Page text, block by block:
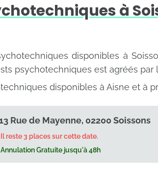
à
disponibles à
psychotechniques est agréés
disponibles à Aisne et à
Rue de Mayenne, 02200 Soissons
Il reste 3 places sur cette date.
Annulation Gratuite jusqu'à 48h